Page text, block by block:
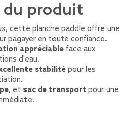
produit
cette planche paddle offre une
pagayer en toute confiance.
appréciable face aux
d'eau.
stabilité pour les
, et sac de transport pour une